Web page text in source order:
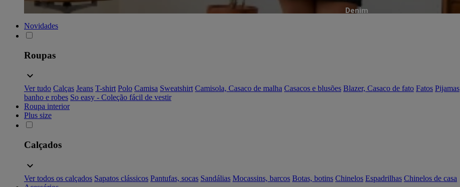
Denim
Novidades
Roupas
Ver tudo Calças Jeans T-shirt Polo Camisa Sweatshirt Camisola, Casaco de malha Casacos e blusões Blazer, Casaco de fato Fatos Pijamas
banho e robes So easy - Coleção fácil de vestir
Roupa interior
Plus size
Calçados
Ver todos os calçados Sapatos clássicos Pantufas, socas Sandálias Mocassins, barcos Botas, botins Chinelos Espadrilhas Chinelos de casa